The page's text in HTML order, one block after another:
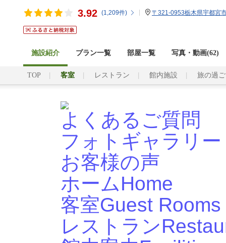
3.92 (1,209件) 〒321-0953栃木県宇都宮
施設紹介 プラン一覧 部屋一覧 写真・動画(62)
TOP 客室 レストラン 館内施設 旅の過
よくあるご質問
フォトギャラリー
お客様の声
ホームHome
客室Guest Rooms
レストラン